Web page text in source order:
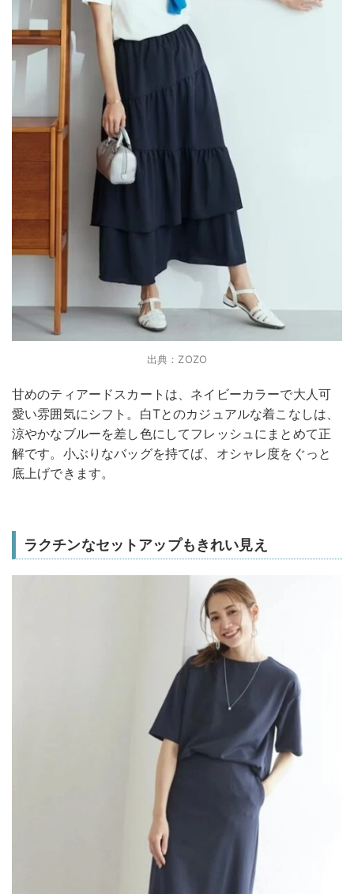
出典：ZOZO
甘めのティアードスカートは、ネイビーカラーで大人可
愛い雰囲気にシフト。白Tとのカジュアルな着こなしは、
涼やかなブルーを差し色にしてフレッシュにまとめて正
解です。小ぶりなバッグを持てば、オシャレ度をぐっと
底上げできます。
ラクチンなセットアップもきれい見え